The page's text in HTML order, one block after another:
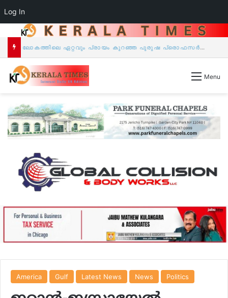
Log In
മാജിക്, സംഗീതം, ഓണാഘോഷം, ജീവകാരുണ്യം ഒന്നിക്കുന്ന ‘എംക്യൂബ് ഷോ 2026 & പൊന്നോണം 26’ ഓഗസ്റ്റ് 30-ന് ന്യൂയോർക്കിലെ റോക്‌ലാണ്ടിൽ.
Menu
America Gulf Latest News News Politics